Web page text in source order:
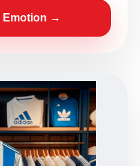
Emotion →